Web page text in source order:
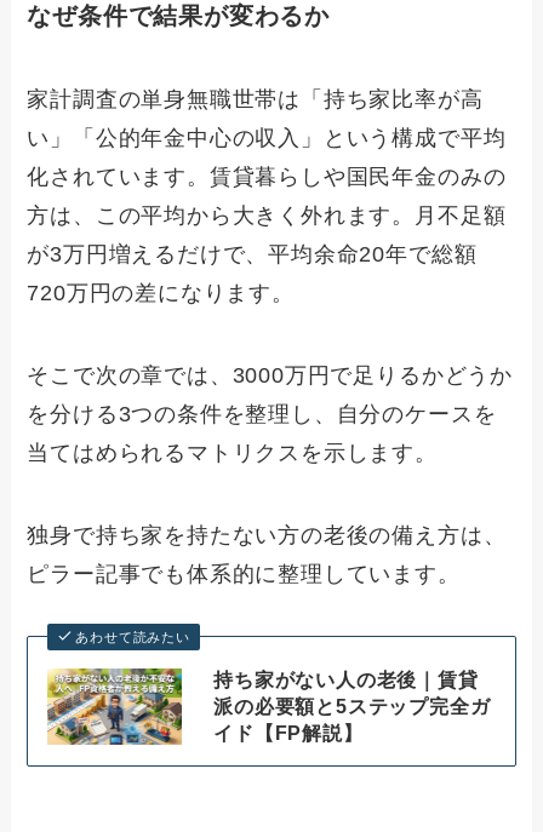
なぜ条件で結果が変わるか
家計調査の単身無職世帯は「持ち家比率が高
い」「公的年金中心の収入」という構成で平均
化されています。賃貸暮らしや国民年金のみの
方は、この平均から大きく外れます。月不足額
が3万円増えるだけで、平均余命20年で総額
720万円の差になります。
そこで次の章では、3000万円で足りるかどうか
を分ける3つの条件を整理し、自分のケースを
当てはめられるマトリクスを示します。
独身で持ち家を持たない方の老後の備え方は、
ピラー記事でも体系的に整理しています。
あわせて読みたい
持ち家がない人の老後｜賃貸
派の必要額と5ステップ完全ガ
イド【FP解説】